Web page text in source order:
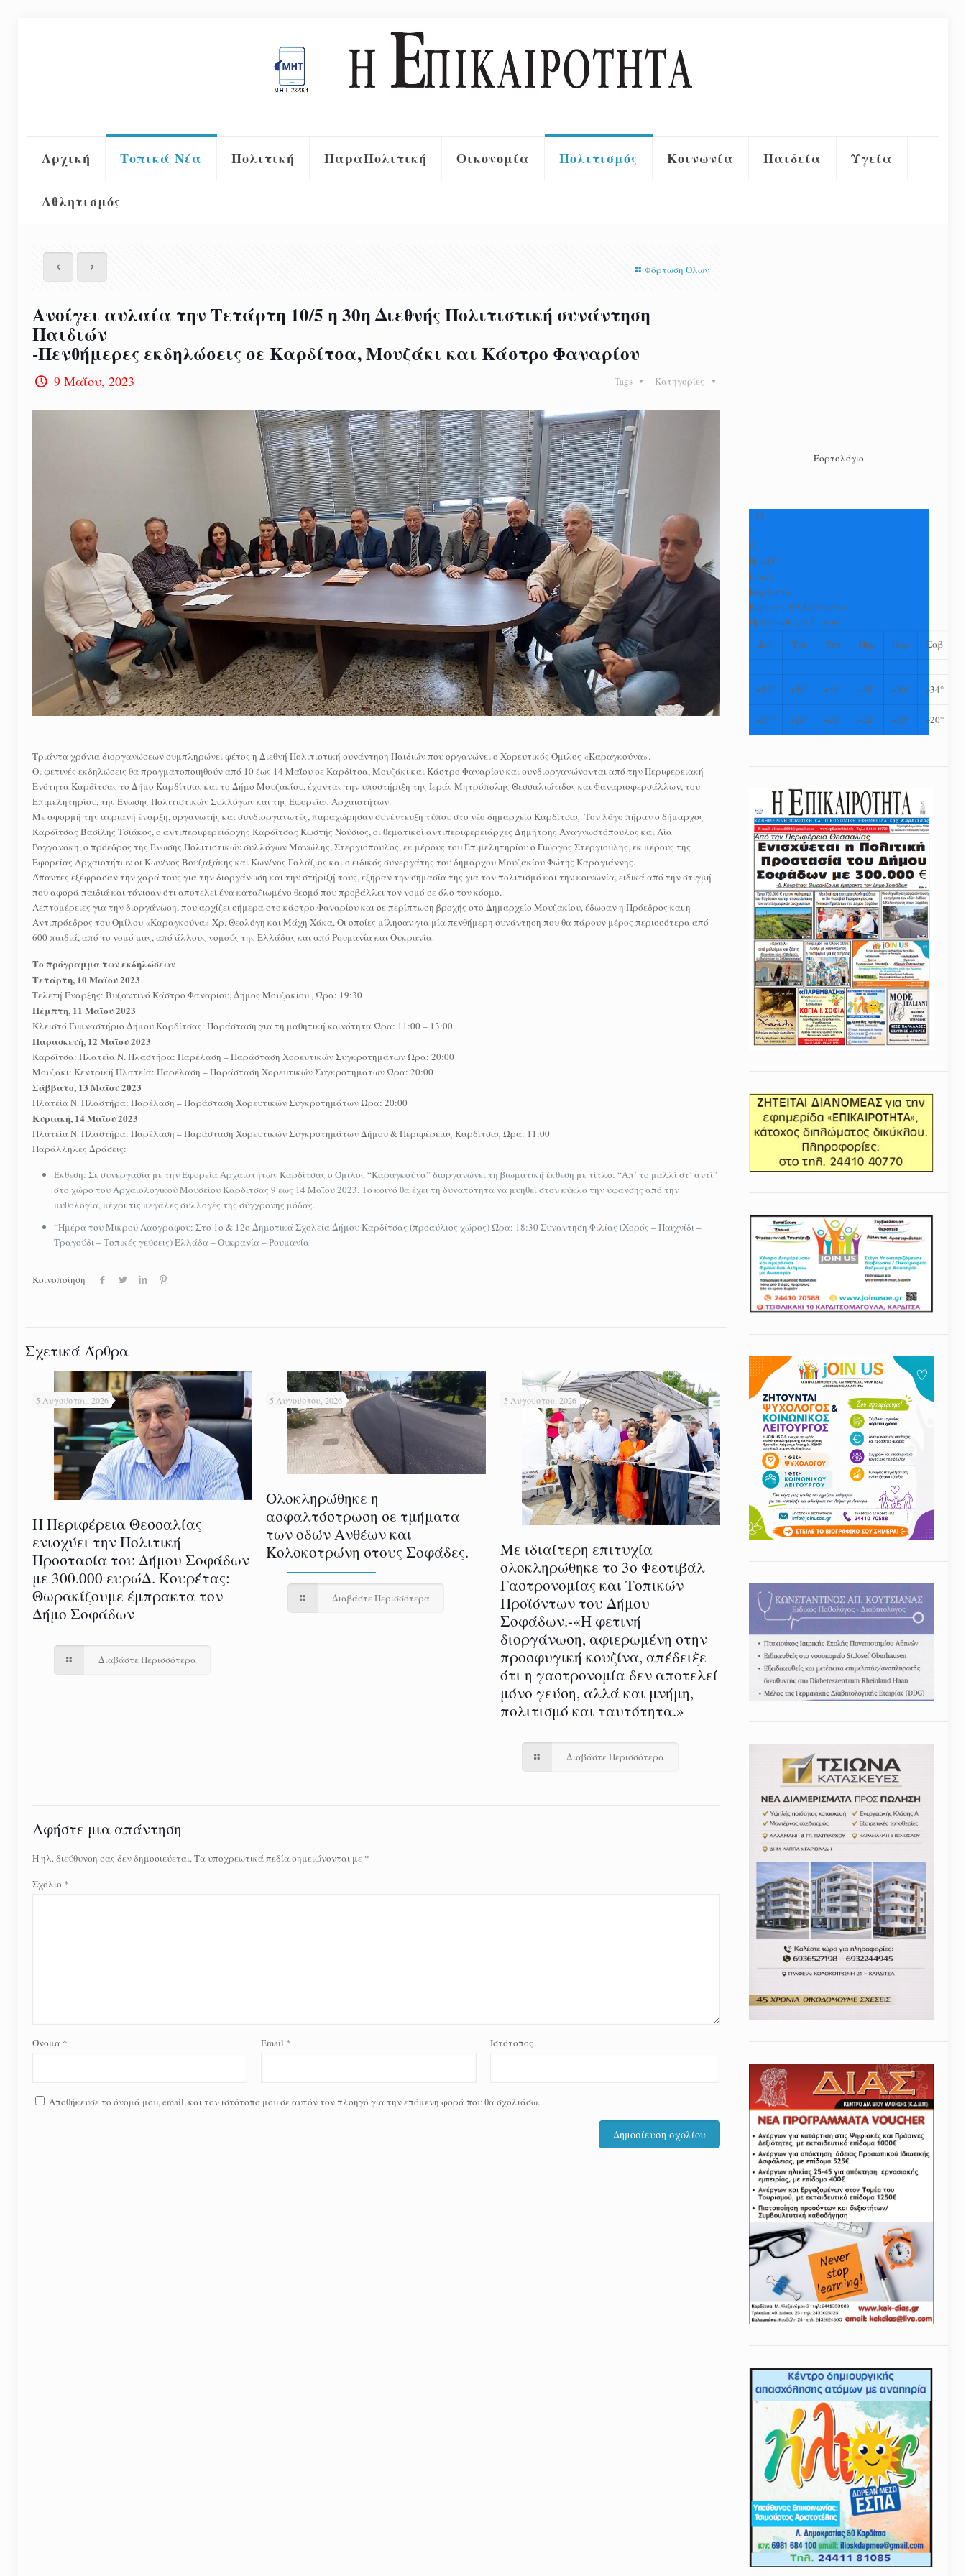
Αρχική Τοπικά Νέα Πολιτική ΠαραΠολιτική Οικονομία Πολιτισμός Κοινωνία Παιδεία Υγεία
Αθλητισμός
Φόρτωση Όλων
Ανοίγει αυλαία την Τετάρτη 10/5 η 30η Διεθνής Πολιτιστική συνάντηση
Παιδιών
-Πενθήμερες εκδηλώσεις σε Καρδίτσα, Μουζάκι και Κάστρο Φαναρίου
9 Μαΐου, 2023 Κατηγορίες
Tags
Τριάντα χρόνια διοργανώσεων συμπληρώνει φέτος η Διεθνή Πολιτιστική συνάντηση Παιδιών που οργανώνει ο Χορευτικός Όμιλος «Καραγκούνα».
Οι φετινές εκδηλώσεις θα πραγματοποιηθούν από 10 έως 14 Μαΐου σε Καρδίτσα, Μουζάκι και Κάστρο Φαναρίου και συνδιοργανώνονται από την Περιφερειακή
Ενότητα Καρδίτσας το Δήμο Καρδίτσας και το Δήμο Μουζακίου, έχοντας την υποστήριξη της Ιεράς Μητρόπολης Θεσσαλιώτιδος και Φαναριοφερσάλλων, του
Επιμελητηρίου, της Ένωσης Πολιτιστικών Συλλόγων και της Εφορείας Αρχαιοτήτων.
Με αφορμή την αυριανή έναρξη, οργανωτής και συνδιοργανωτές, παραχώρησαν συνέντευξη τύπου στο νέο δημαρχείο Καρδίτσας. Τον λόγο πήραν ο δήμαρχος
Καρδίτσας Βασίλης Τσιάκος, ο αντιπεριφερειάρχης Καρδίτσας Κωστής Νούσιος, οι θεματικοί αντιπεριφερειάρχες Δημήτρης Αναγνωστόπουλος και Λία
Ρογγανάκη, ο πρόεδρος της Ένωσης Πολιτιστικών συλλόγων Μανώλης, Στεργιόπουλος, εκ μέρους του Επιμελητηρίου ο Γιώργος Στεργιούλης, εκ μέρους της
Εφορείας Αρχαιοτήτων οι Κων/νος Βουζαξάκης και Κων/νος Γαλάζιος και ο ειδικός συνεργάτης του δημάρχου Μουζακίου Φώτης Καραγιάννης.
Άπαντες εξέφρασαν την χαρά τους για την διοργάνωση και την στήριξή τους, εξήραν την σημασία της για τον πολιτισμό και την κοινωνία, ειδικά από την στιγμή
που αφορά παιδιά και τόνισαν ότι αποτελεί ένα καταξιωμένο θεσμό που προβάλλει τον νομό σε όλο τον κόσμο.
Λεπτομέρειες για την διοργάνωση, που αρχίζει σήμερα στο κάστρο Φαναρίου και σε περίπτωση βροχής στο Δημαρχείο Μουζακίου, έδωσαν η Πρόεδρος και η
Αντιπρόεδρος του Ομίλου «Καραγκούνα» Χρ. Θεολόγη και Μάχη Χάκα. Οι οποίες μίλησαν για μία πενθήμερη συνάντηση που θα πάρουν μέρος περισσότερα από
600 παιδιά, από το νομό μας, από άλλους νομούς της Ελλάδας και από Ρουμανία και Ουκρανία.
Το πρόγραμμα των εκδηλώσεων
Τετάρτη, 10 Μαΐου 2023
Τελετή Έναρξης: Βυζαντινό Κάστρο Φαναρίου, Δήμος Μουζακίου , Ώρα: 19:30
Πέμπτη, 11 Μαΐου 2023
Κλειστό Γυμναστήριο Δήμου Καρδίτσας: Παράσταση για τη μαθητική κοινότητα Ώρα: 11:00 – 13:00
Παρασκευή, 12 Μαΐου 2023
Καρδίτσα: Πλατεία Ν. Πλαστήρα: Παρέλαση – Παράσταση Χορευτικών Συγκροτημάτων Ώρα: 20:00
Μουζάκι: Κεντρική Πλατεία: Παρέλαση – Παράσταση Χορευτικών Συγκροτημάτων Ώρα: 20:00
Σάββατο, 13 Μαΐου 2023
Πλατεία Ν. Πλαστήρα: Παρέλαση – Παράσταση Χορευτικών Συγκροτημάτων Ώρα: 20:00
Κυριακή, 14 Μαΐου 2023
Πλατεία Ν. Πλαστήρα: Παρέλαση – Παράσταση Χορευτικών Συγκροτημάτων Δήμου & Περιφέρειας Καρδίτσας Ώρα: 11:00
Παράλληλες Δράσεις:
Έκθεση: Σε συνεργασία με την Εφορεία Αρχαιοτήτων Καρδίτσας ο Όμιλος “Καραγκούνα” διοργανώνει τη βιωματική έκθεση με τίτλο: “Απ’ το μαλλί στ’ αντί”
στο χώρο του Αρχαιολογικού Μουσείου Καρδίτσας 9 εως 14 Μαΐου 2023. Το κοινό θα έχει τη δυνατότητα να μυηθεί στον κύκλο την ύφανσης από την
μυθολογία, μέχρι τις μεγάλες συλλογές της σύγχρονης μόδας.
“Ημέρα του Μικρού Λαογράφου: Στο 1ο & 12ο Δημοτικά Σχολεία Δήμου Καρδίτσας (προαύλιος χώρος) Ώρα: 18:30 Συνάντηση Φιλίας (Χορός – Παιχνίδι –
Τραγούδι – Τοπικές γεύσεις) Ελλάδα – Ουκρανία – Ρουμανία
Κοινοποίηση
Σχετικά Άρθρα
5 Αυγούστου, 2026
Η Περιφέρεια Θεσσαλίας
ενισχύει την Πολιτική
Προστασία του Δήμου Σοφάδων
με 300.000 ευρώΔ. Κουρέτας:
Θωρακίζουμε έμπρακτα τον
Δήμο Σοφάδων
Διαβάστε Περισσότερα
5 Αυγούστου, 2026
Ολοκληρώθηκε η
ασφαλτόστρωση σε τμήματα
των οδών Ανθέων και
Κολοκοτρώνη στους Σοφάδες.
Διαβάστε Περισσότερα
5 Αυγούστου, 2026
Με ιδιαίτερη επιτυχία
ολοκληρώθηκε το 3ο Φεστιβάλ
Γαστρονομίας και Τοπικών
Προϊόντων του Δήμου
Σοφάδων.-«Η φετινή
διοργάνωση, αφιερωμένη στην
προσφυγική κουζίνα, απέδειξε
ότι η γαστρονομία δεν αποτελεί
μόνο γεύση, αλλά και μνήμη,
πολιτισμό και ταυτότητα.»
Διαβάστε Περισσότερα
Αφήστε μια απάντηση
Η ηλ. διεύθυνση σας δεν δημοσιεύεται.Τα υποχρεωτικά πεδία σημειώνονται με *
Σχόλιο *
Όνομα * Email * Ιστότοπος
Αποθήκευσε το όνομά μου, email, και τον ιστότοπο μου σε αυτόν τον πλοηγό για την επόμενη φορά που θα σχολιάσω.
Εορτολόγιο
+33
°
C
H:+35°
L:+27°
Καρδίτσα
Κυριακή, 09 Αύγουστος
Πρόγνωση για 7 μέρες
Δευ
Τρι Τετ Πεμ Παρ Σαβ
+35° +39° +40° +39° +36° +34°
+25° +24° +24° +24° +23° +20°